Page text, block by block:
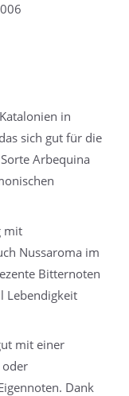
in
sich gut für die
Arbequina
mit
Nussaroma im
Bitternoten
Lebendigkeit
mit einer
Dank